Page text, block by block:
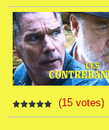
(15 votes)